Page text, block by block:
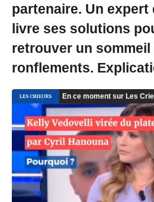
1
1
2
2
1
1
1
:
partenaire. Un expert
livre ses solutions
retrouver un sommeil
ronflements.